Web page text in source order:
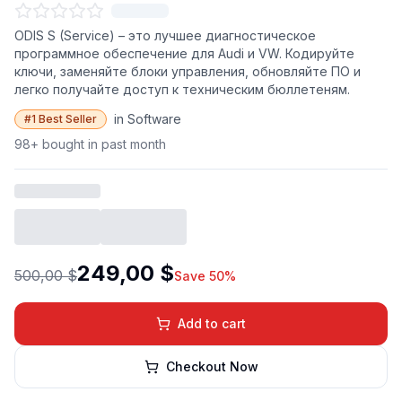
ODIS S (Service) – это лучшее диагностическое
программное обеспечение для Audi и VW. Кодируйте
ключи, заменяйте блоки управления, обновляйте ПО и
легко получайте доступ к техническим бюллетеням.
#1 Best Seller
in Software
98+ bought in past month
500,00 $249,00 $Save 50%
Add to cart
Checkout Now